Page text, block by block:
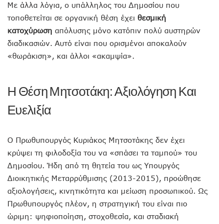
Με άλλα λόγια, ο υπάλληλος του Δημοσίου που
τοποθετείται σε οργανική θέση έχει θεσμική
κατοχύρωση απόλυσης μόνο κατόπιν πολύ αυστηρών
διαδικασιών. Αυτό είναι που ορισμένοι αποκαλούν
«θωράκιση», και άλλοι «ακαμψία».
Η Θέση Μητσοτάκη: Αξιολόγηση Και
Ευελιξία
Ο Πρωθυπουργός Κυριάκος Μητσοτάκης δεν έχει
κρύψει τη φιλοδοξία του να «σπάσει τα ταμπού» του
Δημοσίου. Ήδη από τη θητεία του ως Υπουργός
Διοικητικής Μεταρρύθμισης (2013-2015), προώθησε
αξιολογήσεις, κινητικότητα και μείωση προσωπικού. Ως
Πρωθυπουργός πλέον, η στρατηγική του είναι πιο
ώριμη: ψηφιοποίηση, στοχοθεσία, και σταδιακή